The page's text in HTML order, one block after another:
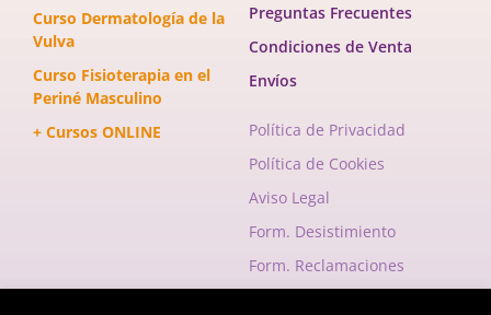
Curso Dermatología de la
Vulva
Curso Fisioterapia en el
Periné Masculino
+ Cursos ONLINE
Preguntas Frecuentes
Condiciones de Venta
Envíos
Política de Privacidad
Política de Cookies
Aviso Legal
Form. Desistimiento
Form. Reclamaciones